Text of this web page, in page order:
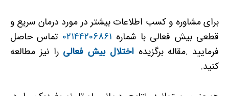
برای مشاوره و کسب اطلاعات بیشتر در مورد درمان سریع و
قطعی بیش فعالی با شماره 02144206861 تماس حاصل
فرمایید .مقاله برگزیدهاختلال بیش فعالی را نیز مطالعه
کنید.